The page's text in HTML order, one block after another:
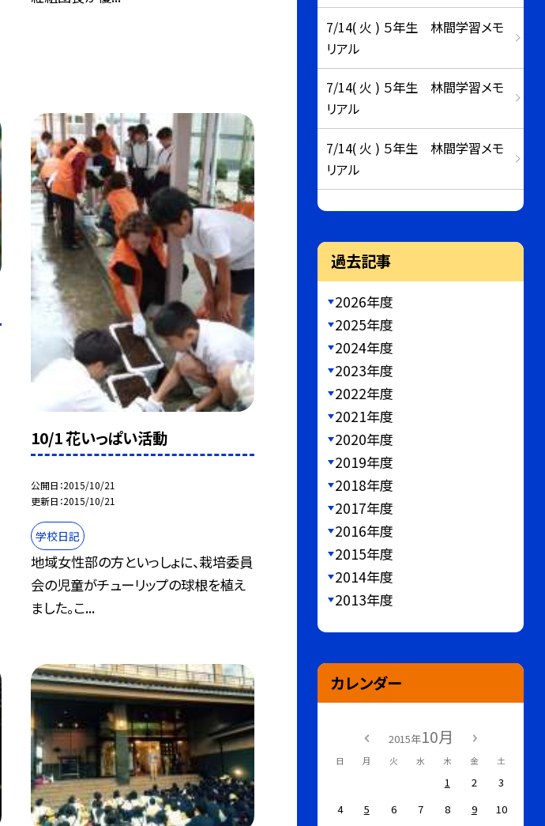
10/1 花いっぱい活動
公開日 2015/10/21
更新日 2015/10/21
学校日記
地域女性部の方といっしょに、栽培委員
会の児童がチューリップの球根を植え
ました。こ...
7/14( 火 ) ５年生 林間学習メモ
リアル
7/14( 火 ) ５年生 林間学習メモ
リアル
7/14( 火 ) ５年生 林間学習メモ
リアル
過去記事
2026年度
2025年度
2024年度
2023年度
2022年度
2021年度
2020年度
2019年度
2018年度
2017年度
2016年度
2015年度
2014年度
2013年度
カレンダー
2015年10月
日 月 火 水 木 金 土
1 2
3
4
5 6 7 8 9
10